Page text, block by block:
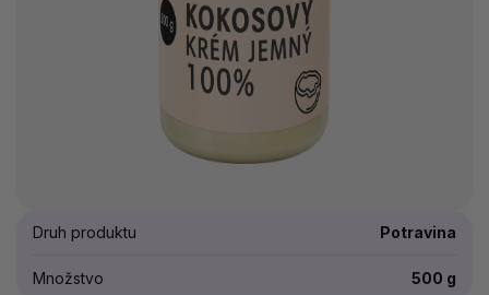
Druh produktu Potravina
Množstvo 500 g